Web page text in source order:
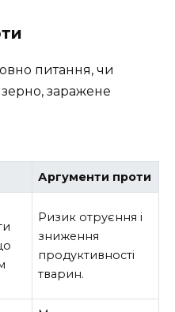
питання, чи
заражене
Аргументи проти
Ризик отруєння і
зниження
продуктивності
тварин.